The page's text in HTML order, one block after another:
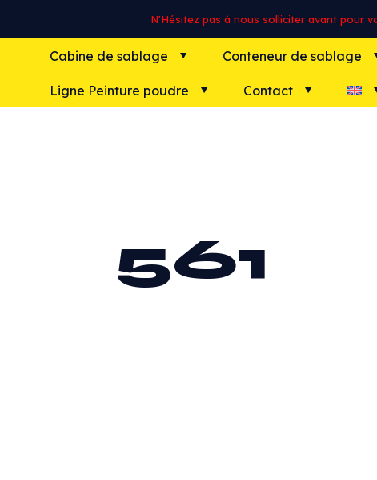
N'Hésitez pas à nous solliciter avant pour
Cabine de sablage Conteneur de sablage
Ligne Peinture poudre Contact
561